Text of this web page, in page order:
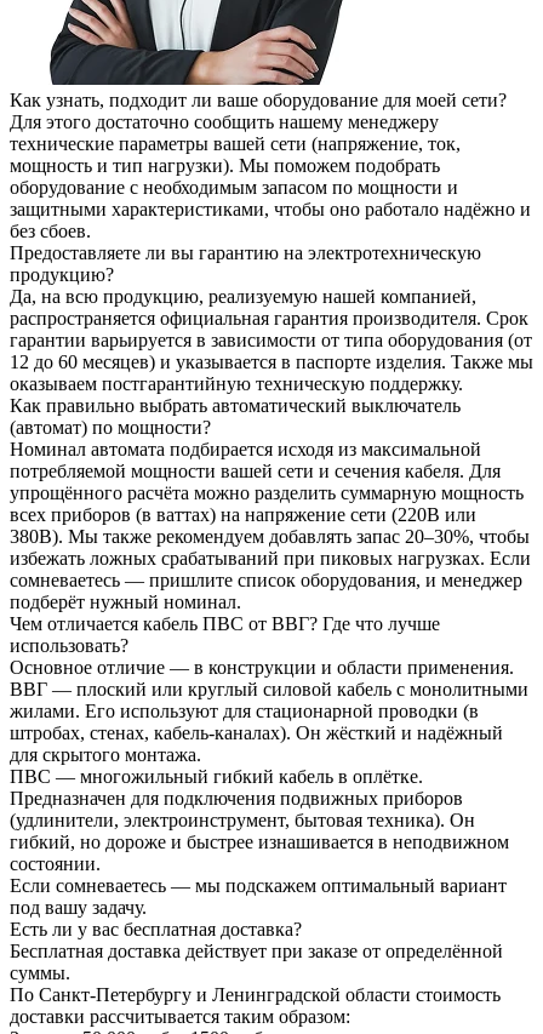
Как узнать, подходит ли ваше оборудование для моей сети?
Для этого достаточно сообщить нашему менеджеру
технические параметры вашей сети (напряжение, ток,
мощность и тип нагрузки). Мы поможем подобрать
оборудование с необходимым запасом по мощности и
защитными характеристиками, чтобы оно работало надёжно и
без сбоев.
Предоставляете ли вы гарантию на электротехническую
продукцию?
Да, на всю продукцию, реализуемую нашей компанией,
распространяется официальная гарантия производителя. Срок
гарантии варьируется в зависимости от типа оборудования (от
12 до 60 месяцев) и указывается в паспорте изделия. Также мы
оказываем постгарантийную техническую поддержку.
Как правильно выбрать автоматический выключатель
(автомат) по мощности?
Номинал автомата подбирается исходя из максимальной
потребляемой мощности вашей сети и сечения кабеля. Для
упрощённого расчёта можно разделить суммарную мощность
всех приборов (в ваттах) на напряжение сети (220В или
380В). Мы также рекомендуем добавлять запас 20–30%, чтобы
избежать ложных срабатываний при пиковых нагрузках. Если
сомневаетесь — пришлите список оборудования, и менеджер
подберёт нужный номинал.
Чем отличается кабель ПВС от ВВГ? Где что лучше
использовать?
Основное отличие — в конструкции и области применения.
ВВГ — плоский или круглый силовой кабель с монолитными
жилами. Его используют для стационарной проводки (в
штробах, стенах, кабель-каналах). Он жёсткий и надёжный
для скрытого монтажа.
ПВС — многожильный гибкий кабель в оплётке.
Предназначен для подключения подвижных приборов
(удлинители, электроинструмент, бытовая техника). Он
гибкий, но дороже и быстрее изнашивается в неподвижном
состоянии.
Если сомневаетесь — мы подскажем оптимальный вариант
под вашу задачу.
Есть ли у вас бесплатная доставка?
Бесплатная доставка действует при заказе от определённой
суммы.
По Санкт-Петербургу и Ленинградской области стоимость
доставки рассчитывается таким образом: